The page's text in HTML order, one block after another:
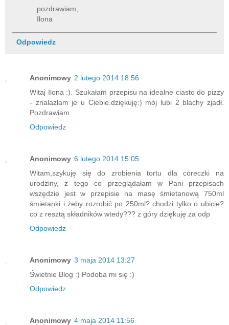
pozdrawiam,
Ilona
Odpowiedz
Anonimowy 2 lutego 2014 18:56
Witaj Ilona :). Szukałam przepisu na idealne ciasto do pizzy
- znalazłam je u Ciebie.dziękuję:) mój lubi 2 blachy zjadł.
Pozdrawiam
Odpowiedz
Anonimowy 6 lutego 2014 15:05
Witam,szykuję się do zrobienia tortu dla córeczki na
urodziny, z tego co przeglądałam w Pani przepisach
wszędzie jest w przepisie na masę śmietanową 750ml
śmietanki i żeby rozrobić po 250ml? chodzi tylko o ubicie?
co z resztą składników wtedy??? z góry dziękuję za odp
Odpowiedz
Anonimowy 3 maja 2014 13:27
Świetnie Blog :) Podoba mi się :)
Odpowiedz
Anonimowy 4 maja 2014 11:56